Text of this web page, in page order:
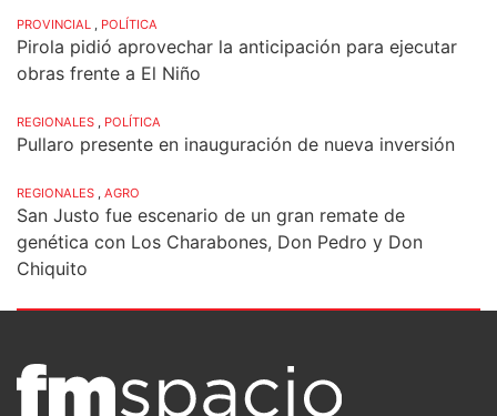
PROVINCIAL POLÍTICA
Pirola pidió aprovechar la anticipación para ejecutar
obras frente a El Niño
REGIONALES POLÍTICA
Pullaro presente en inauguración de nueva inversión
REGIONALES AGRO
San Justo fue escenario de un gran remate de
genética con Los Charabones, Don Pedro y Don
Chiquito